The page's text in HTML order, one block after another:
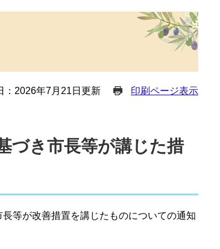
：2026年7月21日更新 印刷ページ表示
づき市長等が講じた措
等が改善措置を講じたものについての通知